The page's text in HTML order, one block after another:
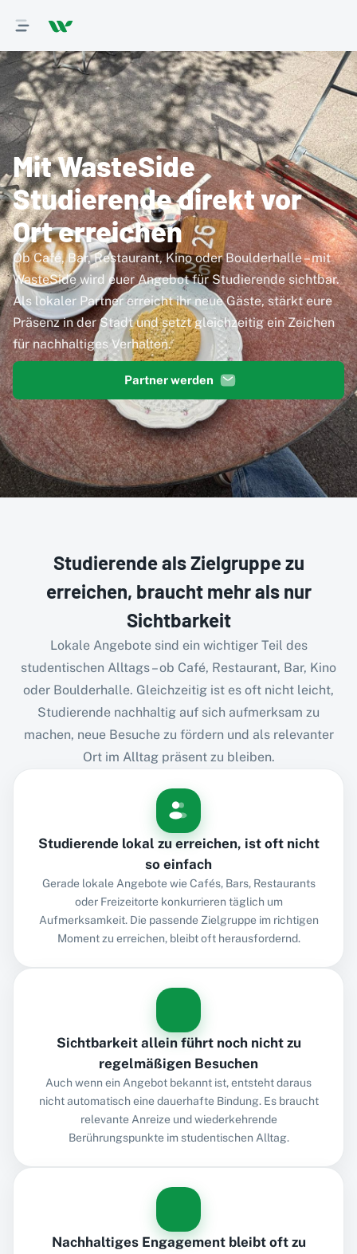
Mit WasteSide
Studierende direkt vor
Ort erreichen
Ob Café, Bar, Restaurant, Kino oder Boulderhalle – mit
WasteSide wird euer Angebot für Studierende sichtbar.
Als lokaler Partner erreicht ihr neue Gäste, stärkt eure
Präsenz in der Stadt und setzt gleichzeitig ein Zeichen
für nachhaltiges Verhalten.
Partner werden
Studierende als Zielgruppe zu
erreichen, braucht mehr als nur
Sichtbarkeit
Lokale Angebote sind ein wichtiger Teil des
studentischen Alltags – ob Café, Restaurant, Bar, Kino
oder Boulderhalle. Gleichzeitig ist es oft nicht leicht,
Studierende nachhaltig auf sich aufmerksam zu
machen, neue Besuche zu fördern und als relevanter
Ort im Alltag präsent zu bleiben.
Studierende lokal zu erreichen, ist oft nicht
so einfach
Gerade lokale Angebote wie Cafés, Bars, Restaurants
oder Freizeitorte konkurrieren täglich um
Aufmerksamkeit. Die passende Zielgruppe im richtigen
Moment zu erreichen, bleibt oft herausfordernd.
Sichtbarkeit allein führt noch nicht zu
regelmäßigen Besuchen
Auch wenn ein Angebot bekannt ist, entsteht daraus
nicht automatisch eine dauerhafte Bindung. Es braucht
relevante Anreize und wiederkehrende
Berührungspunkte im studentischen Alltag.
Nachhaltiges Engagement bleibt oft zu